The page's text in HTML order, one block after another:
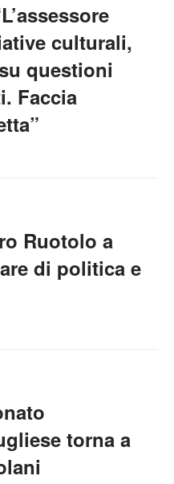
culturali,
questioni
Faccia
Ruotolo a
di politica e
torna a